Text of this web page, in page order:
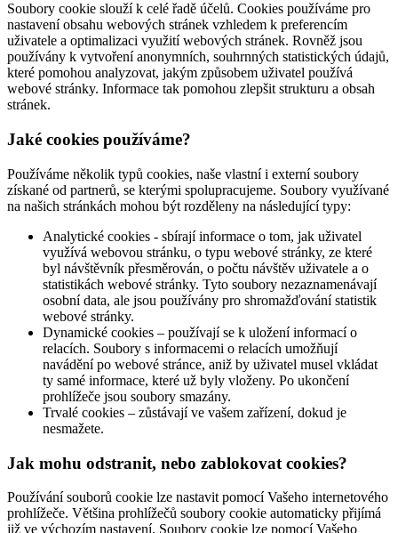
Soubory cookie slouží k celé řadě účelů. Cookies používáme pro
nastavení obsahu webových stránek vzhledem k preferencím
uživatele a optimalizaci využití webových stránek. Rovněž jsou
používány k vytvoření anonymních, souhrnných statistických údajů,
které pomohou analyzovat, jakým způsobem uživatel používá
webové stránky. Informace tak pomohou zlepšit strukturu a obsah
stránek.
Jaké cookies používáme?
Používáme několik typů cookies, naše vlastní i externí soubory
získané od partnerů, se kterými spolupracujeme. Soubory využívané
na našich stránkách mohou být rozděleny na následující typy:
Analytické cookies - sbírají informace o tom, jak uživatel
využívá webovou stránku, o typu webové stránky, ze které
byl návštěvník přesměrován, o počtu návštěv uživatele a o
statistikách webové stránky. Tyto soubory nezaznamenávají
osobní data, ale jsou používány pro shromažďování statistik
webové stránky.
Dynamické cookies – používají se k uložení informací o
relacích. Soubory s informacemi o relacích umožňují
navádění po webové stránce, aniž by uživatel musel vkládat
ty samé informace, které už byly vloženy. Po ukončení
prohlížeče jsou soubory smazány.
Trvalé cookies – zůstávají ve vašem zařízení, dokud je
nesmažete.
Jak mohu odstranit, nebo zablokovat cookies?
Používání souborů cookie lze nastavit pomocí Vašeho internetového
prohlížeče. Většina prohlížečů soubory cookie automaticky přijímá
již ve výchozím nastavení. Soubory cookie lze pomocí Vašeho